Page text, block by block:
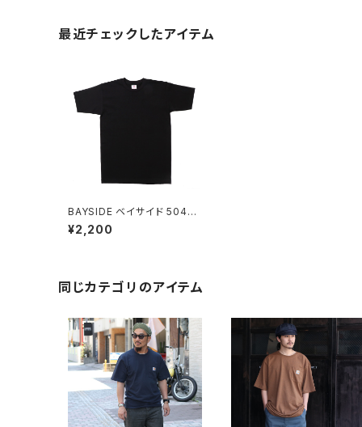
最近チェックしたアイテム
BAYSIDE ベイサイド 5040
ブラック 5.4oz ミッドウエイ
トベーシック 半袖 Tシャツ
¥2,200
同じカテゴリのアイテム